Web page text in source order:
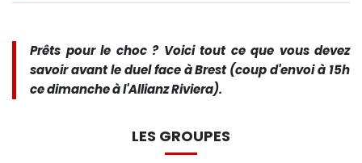
Prêts pour le choc ? Voici tout ce que vous devez
savoir avant le duel face à Brest (coup d'envoi à 15h
ce dimanche à l'Allianz Riviera).
LES GROUPES